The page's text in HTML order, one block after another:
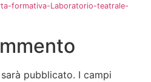
formativa-Laboratorio-teatrale-
pubblicato. I campi